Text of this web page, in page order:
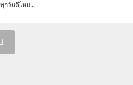
ทุกวันดีไหม...